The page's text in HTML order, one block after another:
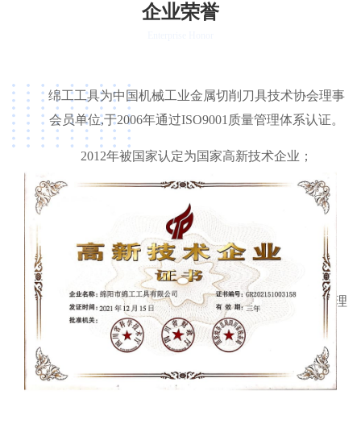
企业荣誉
绵工工具为中国机械工业金属切削刀具技术协会理事
会员单位,于2006年通过ISO9001质量管理体系认证。
2012年被国家认定为国家高新技术企业；
2013年荣获绵阳市科技型中小企业称号；
2019年荣获国家科技型中小企业称号；
2021年荣获四川省“专精特新”中小企业称号；
2023年通过了“四川省企业技术中心”与“两化融合管理
体系”认定。